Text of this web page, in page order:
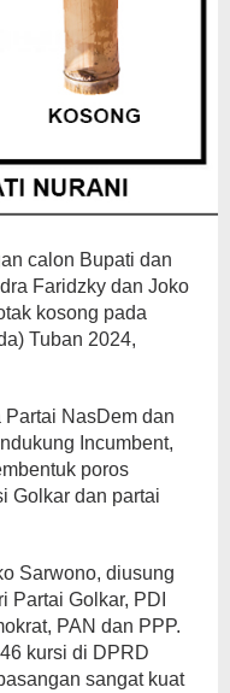
calon Bupati dan
Faridzky dan Joko
kosong pada
Tuban 2024,
NasDem dan
Incumbent,
poros
Golkar dan partai
Sarwono, diusung
Partai Golkar, PDI
PAN dan PPP.
kursi di DPRD
sangat kuat